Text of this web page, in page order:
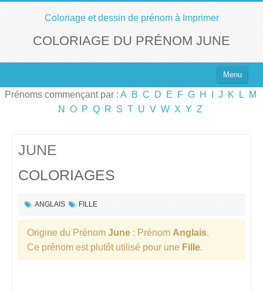
Coloriage et dessin de prénom à Imprimer
COLORIAGE DU PRÉNOM JUNE
Menu
Top 100 des Prénoms
Prénoms commençant par : A B C D E F G H J K L
M
N
O P Q R S T U V W X Y Z
JUNE
COLORIAGES
ANGLAIS FILLE
Origine du Prénom June : Prénom Anglais.
Ce prénom est plutôt utilisé pour une Fille.